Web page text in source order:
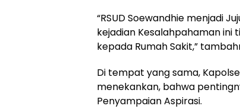
“RSUD Soewandhie menjadi
kejadian Kesalahpahaman ini
kepada Rumah Sakit,”
Di tempat yang sama,
menekankan, bahwa
Penyampaian Aspirasi.